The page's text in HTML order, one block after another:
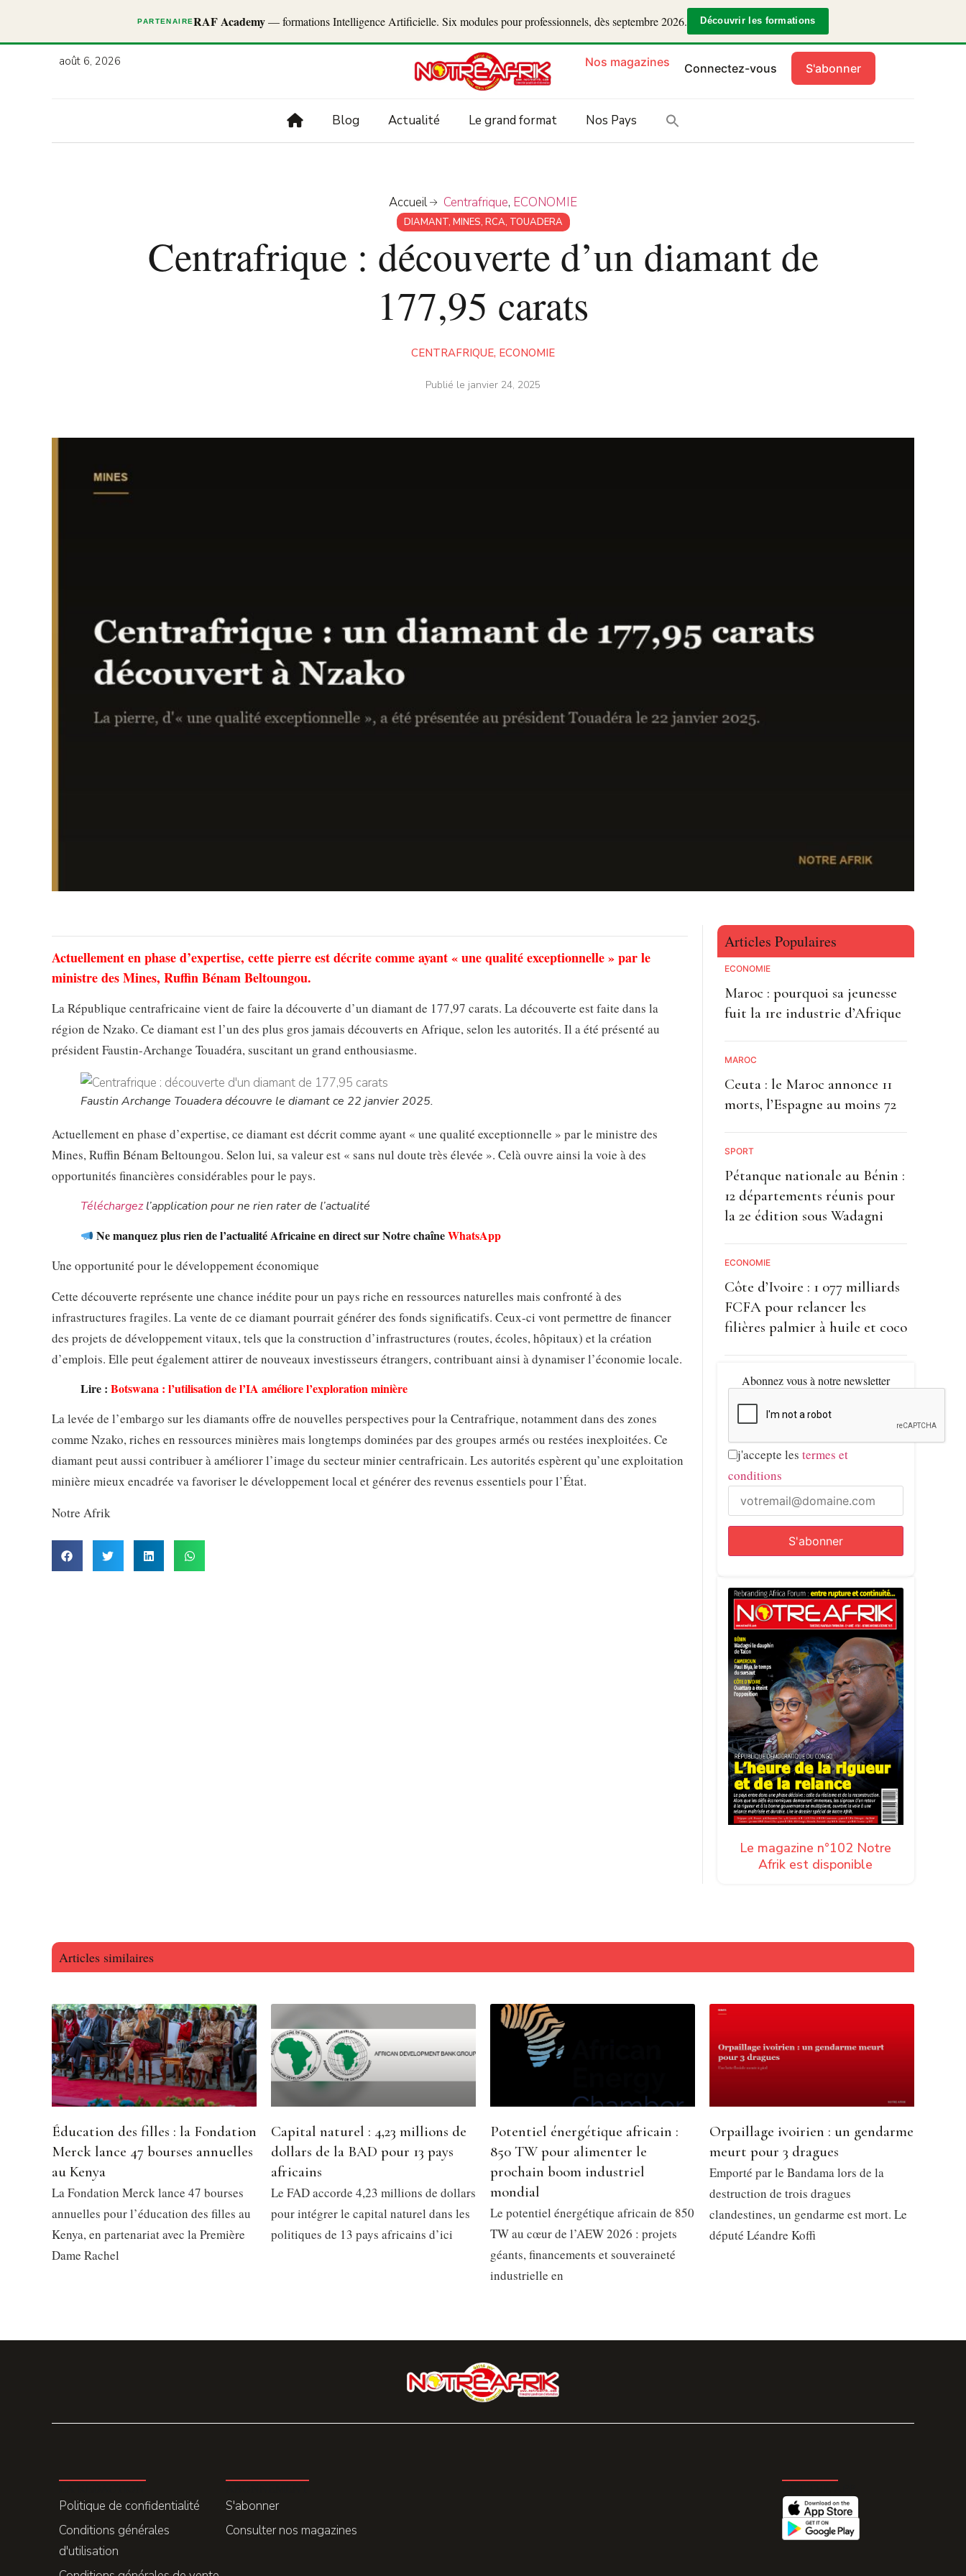
PARTENAIRERAF Academy— formations Intelligence Artificielle. Six modules pour professionnels, dès septembre 2026. Découvrir les formations
août 6, 2026 Nos magazines Connectez-vous S'abonner
Blog Actualité Le grand format Nos Pays
Accueil Centrafrique, ECONOMIE
DIAMANT, MINES, RCA, TOUADERA
Centrafrique : découverte d’un diamant de
177,95 carats
CENTRAFRIQUE, ECONOMIE
Publié le janvier 24, 2025
Actuellement en phase d’expertise, cette pierre est décrite comme ayant « une qualité exceptionnelle » par le
ministre des Mines, Ruffin Bénam Beltoungou.
La République centrafricaine vient de faire la découverte d’un diamant de 177,97 carats. La découverte est faite dans la
région de Nzako. Ce diamant est l’un des plus gros jamais découverts en Afrique, selon les autorités. Il a été présenté au
président Faustin-Archange Touadéra, suscitant un grand enthousiasme.
Faustin Archange Touadera découvre le diamant ce 22 janvier 2025.
Actuellement en phase d’expertise, ce diamant est décrit comme ayant « une qualité exceptionnelle » par le ministre des
Mines, Ruffin Bénam Beltoungou. Selon lui, sa valeur est « sans nul doute très élevée ». Celà ouvre ainsi la voie à des
opportunités financières considérables pour le pays.
Téléchargezl’application pour ne rien rater de l’actualité
Ne manquez plus rien de l’actualité Africaine en direct sur Notre chaîneWhatsApp
Une opportunité pour le développement économique
Cette découverte représente une chance inédite pour un pays riche en ressources naturelles mais confronté à des
infrastructures fragiles. La vente de ce diamant pourrait générer des fonds significatifs. Ceux-ci vont permettre de financer
des projets de développement vitaux, tels que la construction d’infrastructures (routes, écoles, hôpitaux) et la création
d’emplois. Elle peut également attirer de nouveaux investisseurs étrangers, contribuant ainsi à dynamiser l’économie locale.
Lire : Botswana : l’utilisation de l’IA améliore l’exploration minière
La levée de l’embargo sur les diamants offre de nouvelles perspectives pour la Centrafrique, notamment dans des zones
comme Nzako, riches en ressources minières mais longtemps dominées par des groupes armés ou restées inexploitées. Ce
diamant peut aussi contribuer à améliorer l’image du secteur minier centrafricain. Les autorités espèrent qu’une exploitation
minière mieux encadrée va favoriser le développement local et générer des revenus essentiels pour l’État.
Notre Afrik
Articles Populaires
ECONOMIE
Maroc : pourquoi sa jeunesse
fuit la 1re industrie d’Afrique
MAROC
Ceuta : le Maroc annonce 11
morts, l’Espagne au moins 72
SPORT
Pétanque nationale au Bénin :
12 départements réunis pour
la 2e édition sous Wadagni
ECONOMIE
Côte d’Ivoire : 1 077 milliards
FCFA pour relancer les
filières palmier à huile et coco
Abonnez vous à notre newsletter
j'accepte les termes et
conditions
Le magazine n°102 Notre
Afrik est disponible
Articles similaires
Éducation des filles : la Fondation
Merck lance 47 bourses annuelles
au Kenya
La Fondation Merck lance 47 bourses
annuelles pour l’éducation des filles au
Kenya, en partenariat avec la Première
Dame Rachel
Capital naturel : 4,23 millions de
dollars de la BAD pour 13 pays
africains
Le FAD accorde 4,23 millions de dollars
pour intégrer le capital naturel dans les
politiques de 13 pays africains d’ici
Potentiel énergétique africain :
850 TW pour alimenter le
prochain boom industriel
mondial
Le potentiel énergétique africain de 850
TW au cœur de l’AEW 2026 : projets
géants, financements et souveraineté
industrielle en
Orpaillage ivoirien : un gendarme
meurt pour 3 dragues
Emporté par le Bandama lors de la
destruction de trois dragues
clandestines, un gendarme est mort. Le
député Léandre Koffi
Politique de confidentialité
Conditions générales
d'utilisation
S'abonner
Consulter nos magazines